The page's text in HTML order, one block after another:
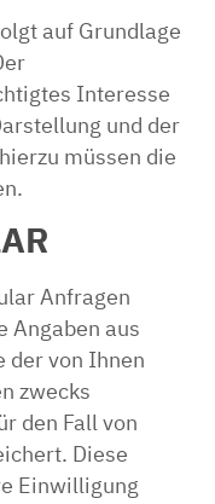
auf Grundlage
Interesse
und der
müssen die
Anfragen
Angaben aus
von Ihnen
zwecks
den Fall von
Diese
Einwilligung